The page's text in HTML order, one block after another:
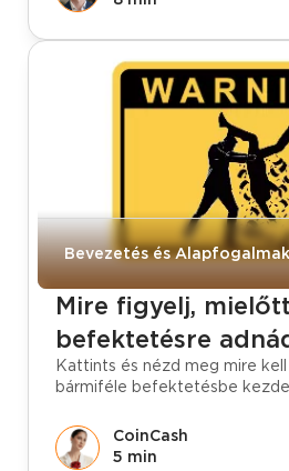
Bevezetés és Alapfogalmak
Mire figyelj, mielőtt
befektetésre
Kattints és nézd meg mire
bármiféle befektetésbe
CoinCash
5 min